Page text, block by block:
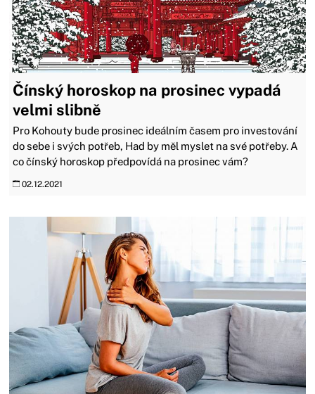
Čínský horoskop na prosinec vypadá
velmi slibně
Pro Kohouty bude prosinec ideálním časem pro investování
do sebe i svých potřeb, Had by měl myslet na své potřeby. A
co čínský horoskop předpovídá na prosinec vám?
02.12.2021